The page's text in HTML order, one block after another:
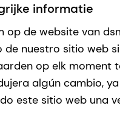
informatie
op de website van
de nuestro sitio web
op elk moment
algún cambio,
este sitio web una